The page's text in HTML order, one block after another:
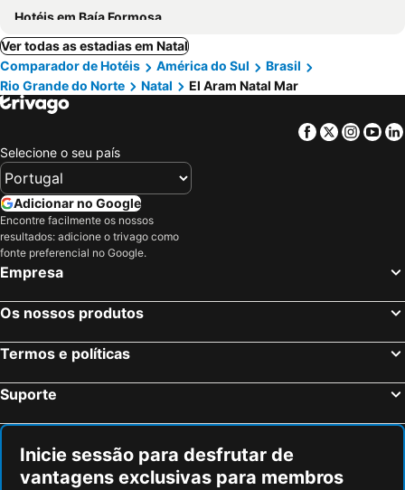
Hotéis em Baía Formosa
Ver todas as estadias em Natal
Comparador de Hotéis
América do Sul
Brasil
Rio Grande do Norte
Natal El Aram Natal Mar
Facebook
Twitter
Selecione o seu país
Adicionar no Google
Encontre facilmente os nossos
resultados: adicione o trivago como
fonte preferencial no Google.
Empresa
Os nossos produtos
Termos e políticas
Suporte
Inicie sessão para desfrutar de
vantagens exclusivas para membros